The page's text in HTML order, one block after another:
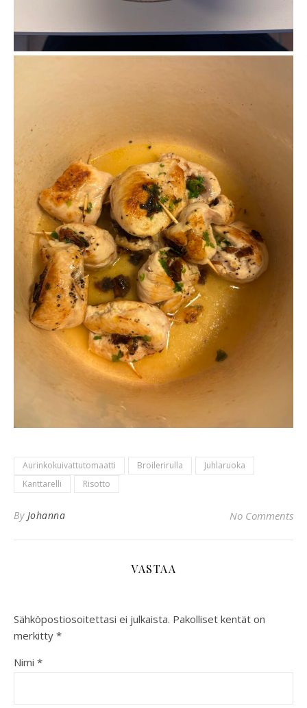
Aurinkokuivattutomaatti Broilerirulla
Juhlaruoka
Kanttarelli
Risotto
By Johanna No Comments
VASTAA
Sähköpostiosoitettasi ei julkaista. Pakolliset kentät on
merkitty *
Nimi *